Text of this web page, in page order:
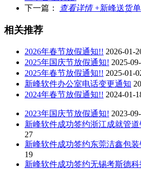
下一篇：
查看详情 +新峰送货
相关推荐
2026年春节放假通知!! 2026-01-
2025年国庆节放假通知! 2025-
2025年春节放假通知!! 2025-01-
新峰软件办公室电话变更通知
2024年春节放假通知!! 2024-01-
2023年国庆节放假通知! 2023-
新峰软件成功签约浙江成就管
27
新峰软件成功签约东莞洁鑫包
19
新峰软件成功签约无锡考斯德